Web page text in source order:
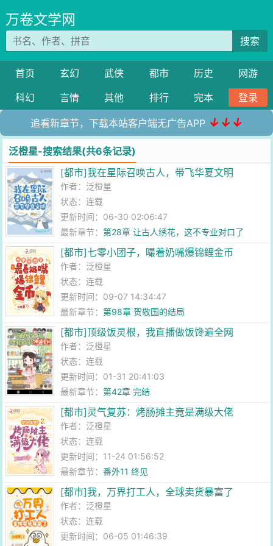
万卷文学网
搜索
首页 玄幻 武侠 都市 历史
网游
科幻
言情 其他 排行 完本 登录
追看新章节，下载本站客户端无广告APP ↓↓↓
泛橙星-搜索结果(共6条记录)
[都市]我在星际召唤古人，带飞华夏文明
作者： 泛橙星
状态：连载
更新时间：06-30 02:06:47
最新章节：第28章 让古人绣花，这不专业对口了
[都市]七零小团子，嘬着奶嘴爆锦鲤金币
作者： 泛橙星
状态：连载
更新时间：09-07 14:34:47
最新章节：第98章 贺敬国的结局
[都市]顶级饭灵根，我直播做饭馋遍全网
作者： 泛橙星
状态：连载
更新时间：01-31 20:41:03
最新章节：第42章 完结
[都市]灵气复苏：烤肠摊主竟是满级大佬
作者： 泛橙星
状态：连载
更新时间：11-24 01:56:52
最新章节：番外11 终见
[都市]我，万界打工人，全球卖货暴富了
作者： 泛橙星
状态：连载
更新时间：06-05 01:46:39